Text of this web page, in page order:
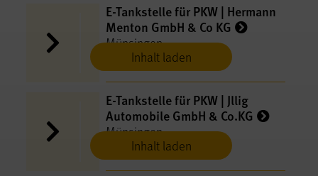
Inhalt laden
E-​Tankstelle für PKW | Hermann
Menton GmbH & Co KG
Münsingen
Inhalt laden
E-​Tankstelle für PKW | Jllig
Automobile GmbH & Co.KG
Münsingen